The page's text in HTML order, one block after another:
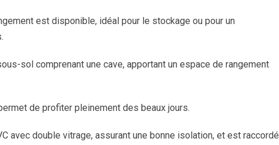
est disponible, idéal pour le stockage ou pour un
sol comprenant une cave, apportant un espace de rangement
de profiter pleinement des beaux jours.
avec double vitrage, assurant une bonne isolation, et est raccordé